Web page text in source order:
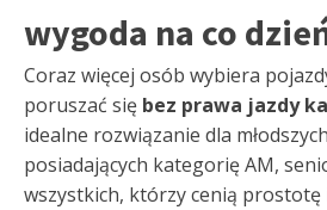
wygoda na co
Coraz więcej osób wybiera
poruszać się bez prawa jazdy
idealne rozwiązanie dla
posiadających kategorię AM,
wszystkich, którzy cenią